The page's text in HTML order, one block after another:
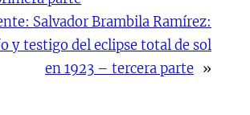
Salvador Brambila Ramírez:
y testigo del eclipse total de sol
en 1923 – tercera parte »